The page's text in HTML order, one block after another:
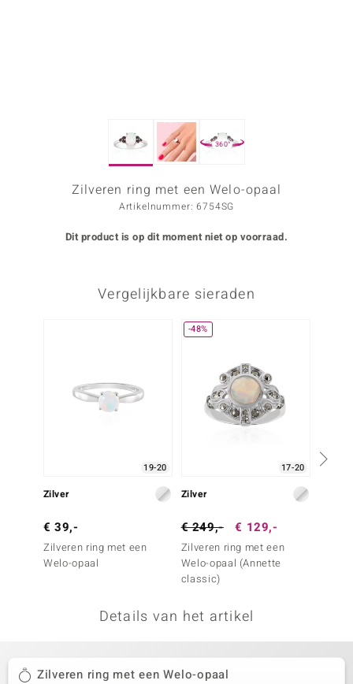
360°
Zilveren ring met een Welo-opaal
Artikelnummer: 6754SG
Dit product is op dit moment niet op voorraad.
Vergelijkbare sieraden
19-20
Zilver
€ 39,-
Zilveren ring met een
Welo-opaal
-48%
17-20
Zilver
€ 249,- € 129,-
Zilveren ring met een
Welo-opaal (Annette
classic)
Details van het artikel
Zilveren ring met een Welo-opaal